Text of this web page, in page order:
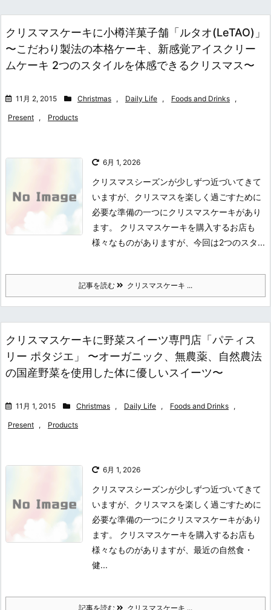
クリスマスケーキに小樽洋菓子舗「ルタオ(LeTAO)」
〜こだわり製法の本格ケーキ、新感覚アイスクリー
ムケーキ 2つのスタイルを体感できるクリスマス〜
11月 2, 2015 Christmas , Daily Life , Foods and Drinks ,
Present , Products
6月 1, 2026
クリスマスシーズンが少しずつ近づいてきて
いますが、クリスマスを楽しく過ごすために
必要な準備の一つにクリスマスケーキがあり
ます。 クリスマスケーキを購入するお店も
様々なものがありますが、今回は2つのスタ...
記事を読む クリスマスケーキ ...
クリスマスケーキに野菜スイーツ専門店「パティス
リー ポタジエ」 〜オーガニック、無農薬、自然農法
の国産野菜を使用した体に優しいスイーツ〜
11月 1, 2015 Christmas , Daily Life , Foods and Drinks ,
Present , Products
6月 1, 2026
クリスマスシーズンが少しずつ近づいてきて
いますが、クリスマスを楽しく過ごすために
必要な準備の一つにクリスマスケーキがあり
ます。 クリスマスケーキを購入するお店も
様々なものがありますが、最近の自然食・
健...
記事を読む クリスマスケーキ ...